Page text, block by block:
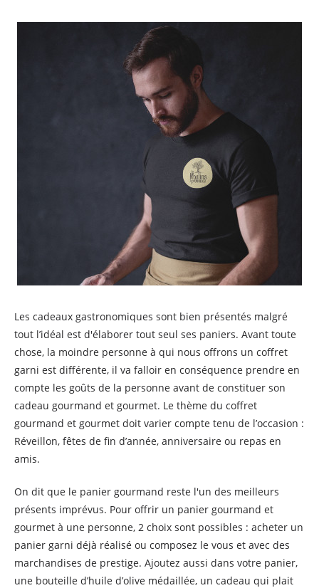
Les cadeaux gastronomiques sont bien présentés malgré
tout l’idéal est d'élaborer tout seul ses paniers. Avant toute
chose, la moindre personne à qui nous offrons un coffret
garni est différente, il va falloir en conséquence prendre en
compte les goûts de la personne avant de constituer son
cadeau gourmand et gourmet. Le thème du coffret
gourmand et gourmet doit varier compte tenu de l’occasion :
Réveillon, fêtes de fin d’année, anniversaire ou repas en
amis.
On dit que le panier gourmand reste l'un des meilleurs
présents imprévus. Pour offrir un panier gourmand et
gourmet à une personne, 2 choix sont possibles : acheter un
panier garni déjà réalisé ou composez le vous et avec des
marchandises de prestige. Ajoutez aussi dans votre panier,
une bouteille d’huile d’olive médaillée, un cadeau qui plait